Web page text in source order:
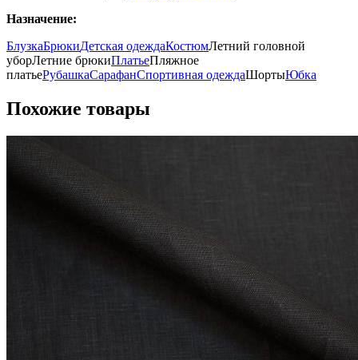
Назначение:
БлузкаБрюкиДетская одеждаКостюмЛетний головной
уборЛетние брюкиПлатьеПляжное
платьеРубашкаСарафанСпортивная одеждаШортыЮбка
Похожие товары